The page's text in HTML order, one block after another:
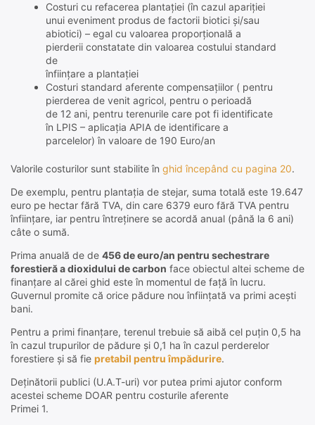
Costuri cu refacerea plantației (în cazul apariției
unui eveniment produs de factorii biotici și/sau
abiotici) – egal cu valoarea proporțională a
pierderii constatate din valoarea costului standard
de
înființare a plantației
Costuri standard aferente compensațiilor ( pentru
pierderea de venit agricol, pentru o perioadă
de 12 ani, pentru terenurile care pot fi identificate
în LPIS – aplicația APIA de identificare a
parcelelor) în valoare de 190 Euro/an
Valorile costurilor sunt stabilite în ghid începând cu pagina 20.
De exemplu, pentru plantația de stejar, suma totală este 19.647
euro pe hectar fără TVA, din care 6379 euro fără TVA pentru
înființare, iar pentru întreținere se acordă anual (până la 6 ani)
câte o sumă.
Prima anuală de de 456 de euro/an pentru sechestrare
forestieră a dioxidului de carbon face obiectul altei scheme de
finanțare al cărei ghid este în momentul de față în lucru.
Guvernul promite că orice pădure nou înființată va primi acești
bani.
Pentru a primi finanțare, terenul trebuie să aibă cel puțin 0,5 ha
în cazul trupurilor de pădure și 0,1 ha în cazul perderelor
forestiere și să fie pretabil pentru împădurire.
Deținătorii publici (U.A.T-uri) vor putea primi ajutor conform
acestei scheme DOAR pentru costurile aferente
Primei 1.